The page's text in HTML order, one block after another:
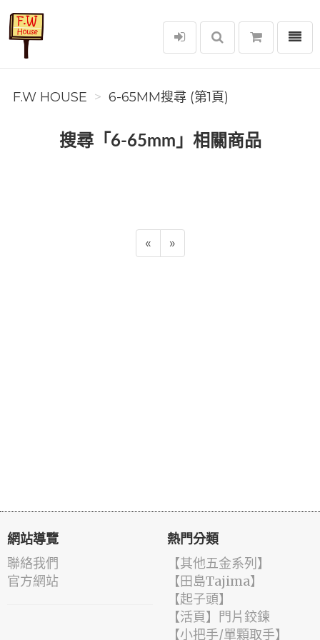
F.W House
選單
F.W HOUSE 6-65MM搜尋 (第1頁)
搜尋「6-65mm」相關商品
« »
網站導覽
聯絡我們
官方網站
熱門分類
【其他五金系列】
【田島Tajima】
【起子頭】
【活頁】門片鉸鍊
【小把手/單顆取手】